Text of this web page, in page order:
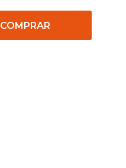
COMPRAR